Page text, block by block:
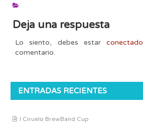
Deja una respuesta
Lo siento, debes estarconectado
comentario.
ENTRADAS RECIENTES
I Ciruelo BrewBand Cup